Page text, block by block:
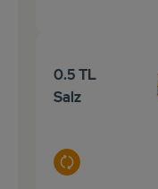
0.5 TL
Salz
Auswahl ändern